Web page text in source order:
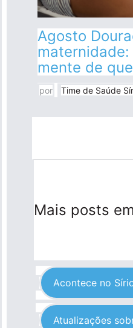
Agosto
mente de
por Time de Saúde
Mais posts em
Acontece no
Atualizações